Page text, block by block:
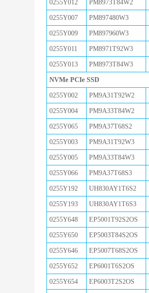
0255Y012 PM8973T84W2
0255Y007 PM897480W3
0255Y009 PM897960W3
0255Y011 PM8971T92W3
0255Y013 PM8973T84W3
NVMe PCIe SSD
0255Y002 PM9A31T92W2
0255Y004 PM9A33T84W2
0255Y065 PM9A37T68S2
0255Y003 PM9A31T92W3
0255Y005 PM9A33T84W3
0255Y066 PM9A37T68S3
0255Y192 UH830AY1T6S2
0255Y193 UH830AY1T6S3
0255Y648 EP5001T92S2OS
0255Y650 EP5003T84S2OS
0255Y646 EP5007T68S2OS
0255Y652 EP6001T6S2OS
0255Y654 EP6003T2S2OS